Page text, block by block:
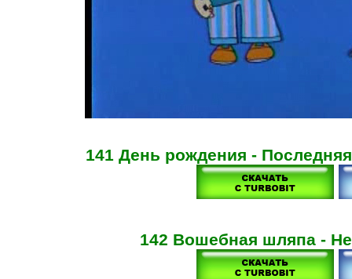
141 День рождения -
142 Вошебная шляпа -